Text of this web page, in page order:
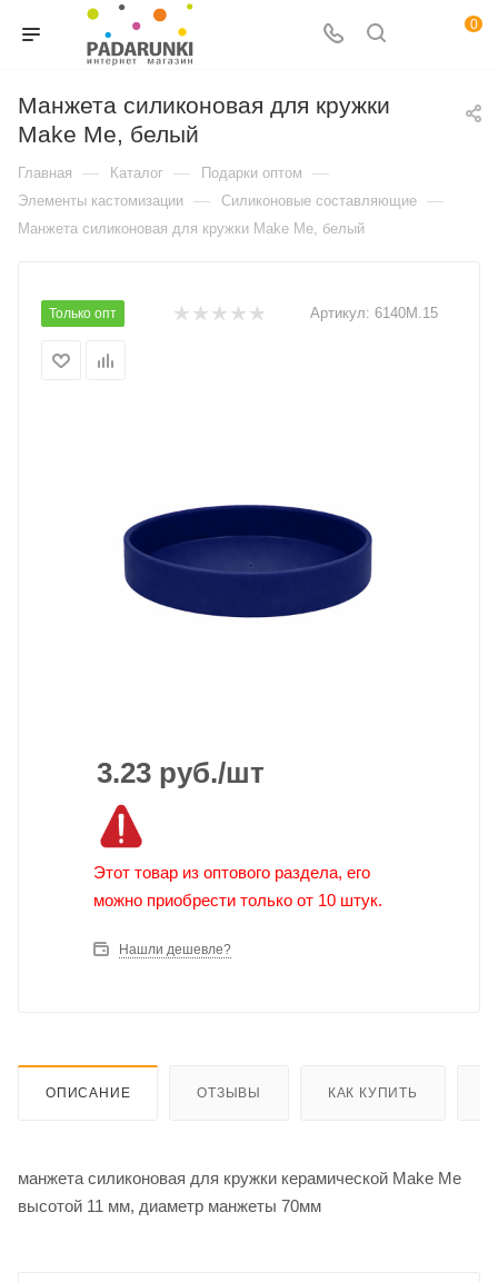
0
Манжета силиконовая для кружки
Make Me, белый
Главная — Каталог — Подарки оптом —
Элементы кастомизации — Силиконовые составляющие —
Манжета силиконовая для кружки Make Me, белый
Только опт Артикул: 6140M.15
3.23 руб./шт
Этот товар из оптового раздела, его
можно приобрести только от 10 штук.
Нашли дешевле?
ОПИСАНИЕ ОТЗЫВЫ КАК КУПИТЬ
манжета силиконовая для кружки керамической Make Me
высотой 11 мм, диаметр манжеты 70мм